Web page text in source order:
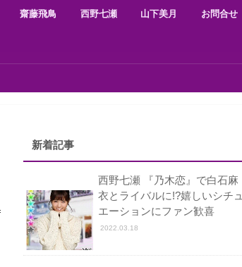
齋藤飛鳥 西野七瀬 山下美月 お問合せ
新着記事
西野七瀬 『乃木恋』で白石麻
衣とライバルに!?嬉しいシチュ
エーションにファン歓喜
2022.03.18